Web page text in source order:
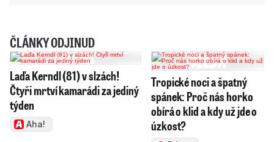
ČLÁNKY ODJINUD
Laďa Kerndl (81) v slzách!
Čtyři mrtví kamarádi za jediný
týden
Aha!
Tropické noci a špatný
spánek: Proč nás horko
obírá o klid a kdy už jde o
úzkost?